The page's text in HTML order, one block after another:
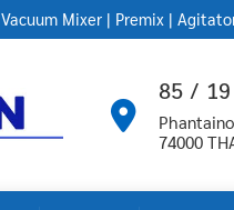
Vacuum Mixer | Premix |
85 / 19
74000